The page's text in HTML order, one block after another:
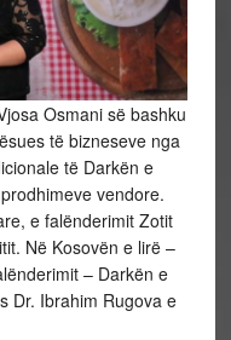
Osmani së bashku
të bizneseve nga
të Darkën e
vendore.
e falënderimit Zotit
Në Kosovën e lirë –
– Darkën e
Dr. Ibrahim Rugova e